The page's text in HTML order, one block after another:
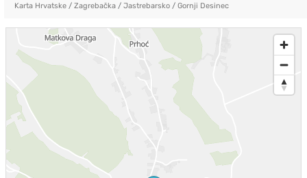
Karta Hrvatske/ Zagrebačka/ Jastrebarsko/ Gornji Desinec